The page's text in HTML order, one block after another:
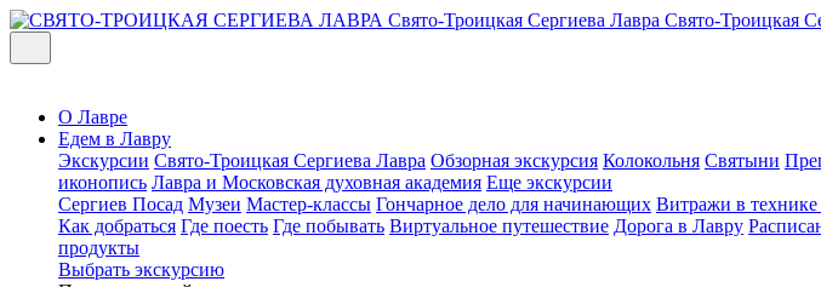
Свято-Троицкая Сергиева Лавра Свято-Троицкая
О Лавре
Едем в Лавру
Экскурсии Свято-Троицкая Сергиева Лавра Обзорная экскурсия Колокольня Святыни
иконопись Лавра и Московская духовная академия Еще экскурсии
Сергиев Посад Музеи Мастер-классы Гончарное дело для начинающих Витражи в
Как добраться Где поесть Где побывать Виртуальное путешествие Дорога в Лавру
продукты
Выбрать экскурсию